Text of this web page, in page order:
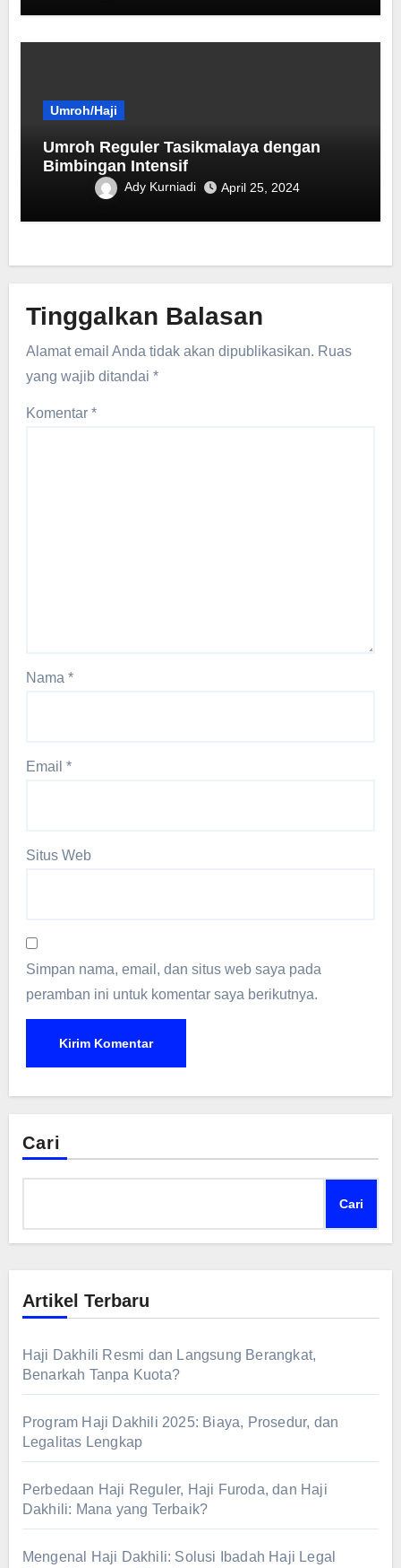
Umroh/Haji
Umroh Reguler Tasikmalaya dengan
Bimbingan Intensif
Ady Kurniadi April 25, 2024
Tinggalkan Balasan
Alamat email Anda tidak akan dipublikasikan. Ruas
yang wajib ditandai*
Komentar*
Nama*
Email*
Situs Web
Simpan nama, email, dan situs web saya pada
peramban ini untuk komentar saya berikutnya.
Cari
Cari
Artikel Terbaru
Haji Dakhili Resmi dan Langsung Berangkat,
Benarkah Tanpa Kuota?
Program Haji Dakhili 2025: Biaya, Prosedur, dan
Legalitas Lengkap
Perbedaan Haji Reguler, Haji Furoda, dan Haji
Dakhili: Mana yang Terbaik?
Mengenal Haji Dakhili: Solusi Ibadah Haji Legal